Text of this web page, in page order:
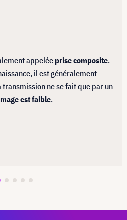
appelée prise composite.
il est généralement
transmission ne se fait que par un
est faible.